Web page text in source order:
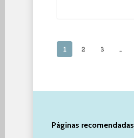
1 2 3 …
Páginas recomendadas